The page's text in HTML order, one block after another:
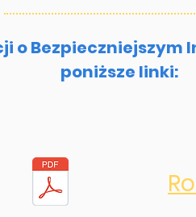
o Bezpieczniejszym
poniższe linki: